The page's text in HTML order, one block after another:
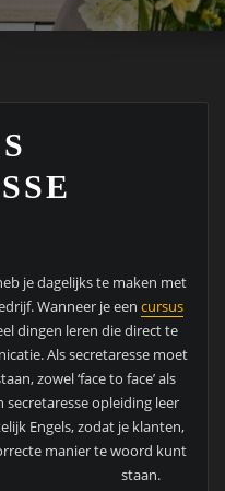
je dagelijks te maken met
Wanneer je een cursus
dingen leren die direct te
Als secretaresse moet
zowel ‘face to face’ als
opleiding leer
Engels, zodat je klanten,
manier te woord kunt
staan.